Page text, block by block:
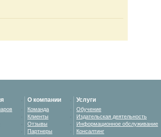
О компании
Команда
Клиенты
Отзывы
Партнеры
Услуги
Обучение
Издательская деятельность
Информационное обслуживание
Консалтинг